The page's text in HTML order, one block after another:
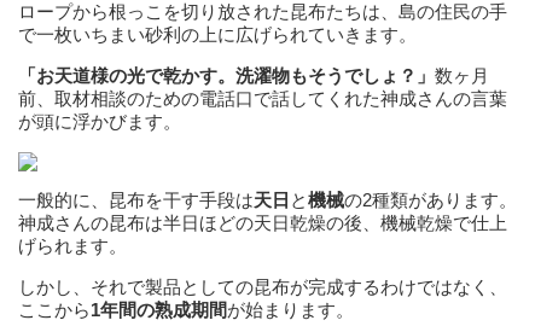
ロープから根っこを切り放された昆布たちは、島の住民の手
で一枚いちまい砂利の上に広げられていきます。
「お天道様の光で乾かす。洗濯物もそうでしょ？」 数ヶ月
前、取材相談のための電話口で話してくれた神成さんの言葉
が頭に浮かびます。
一般的に、昆布を干す手段は天日 と機械の2種類があります。
神成さんの昆布は半日ほどの天日乾燥の後、機械乾燥で仕上
げられます。
しかし、それで製品としての昆布が完成するわけではなく、
ここから1年間の熟成期間が始まります。